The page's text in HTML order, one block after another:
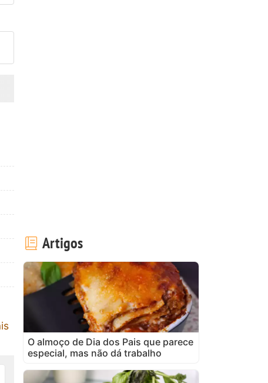
esta receita? Compartilhe
Artigos
O almoço de Dia dos Pais que parece
especial, mas não dá trabalho